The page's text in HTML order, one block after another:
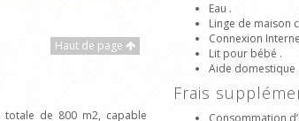
Haut de page
totale de 800 m2, capable
Eau .
Linge de maison
Connexion
Lit pour bébé .
Aide domestique .
Frais
Consommation